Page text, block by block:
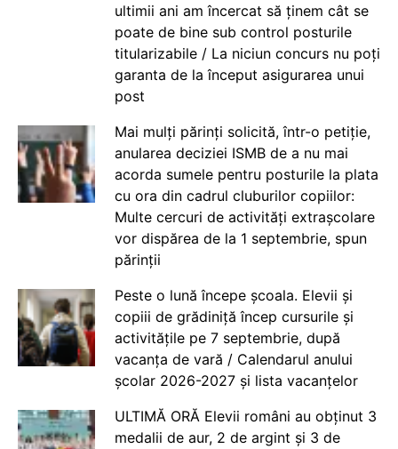
ultimii ani am încercat să ținem cât se
poate de bine sub control posturile
titularizabile / La niciun concurs nu poți
garanta de la început asigurarea unui
post
Mai mulți părinți solicită, într-o petiție,
anularea deciziei ISMB de a nu mai
acorda sumele pentru posturile la plata
cu ora din cadrul cluburilor copiilor:
Multe cercuri de activități extrașcolare
vor dispărea de la 1 septembrie, spun
părinții
Peste o lună începe școala. Elevii și
copiii de grădiniță încep cursurile și
activitățile pe 7 septembrie, după
vacanța de vară / Calendarul anului
școlar 2026-2027 și lista vacanțelor
ULTIMĂ ORĂ Elevii români au obținut 3
medalii de aur, 2 de argint și 3 de